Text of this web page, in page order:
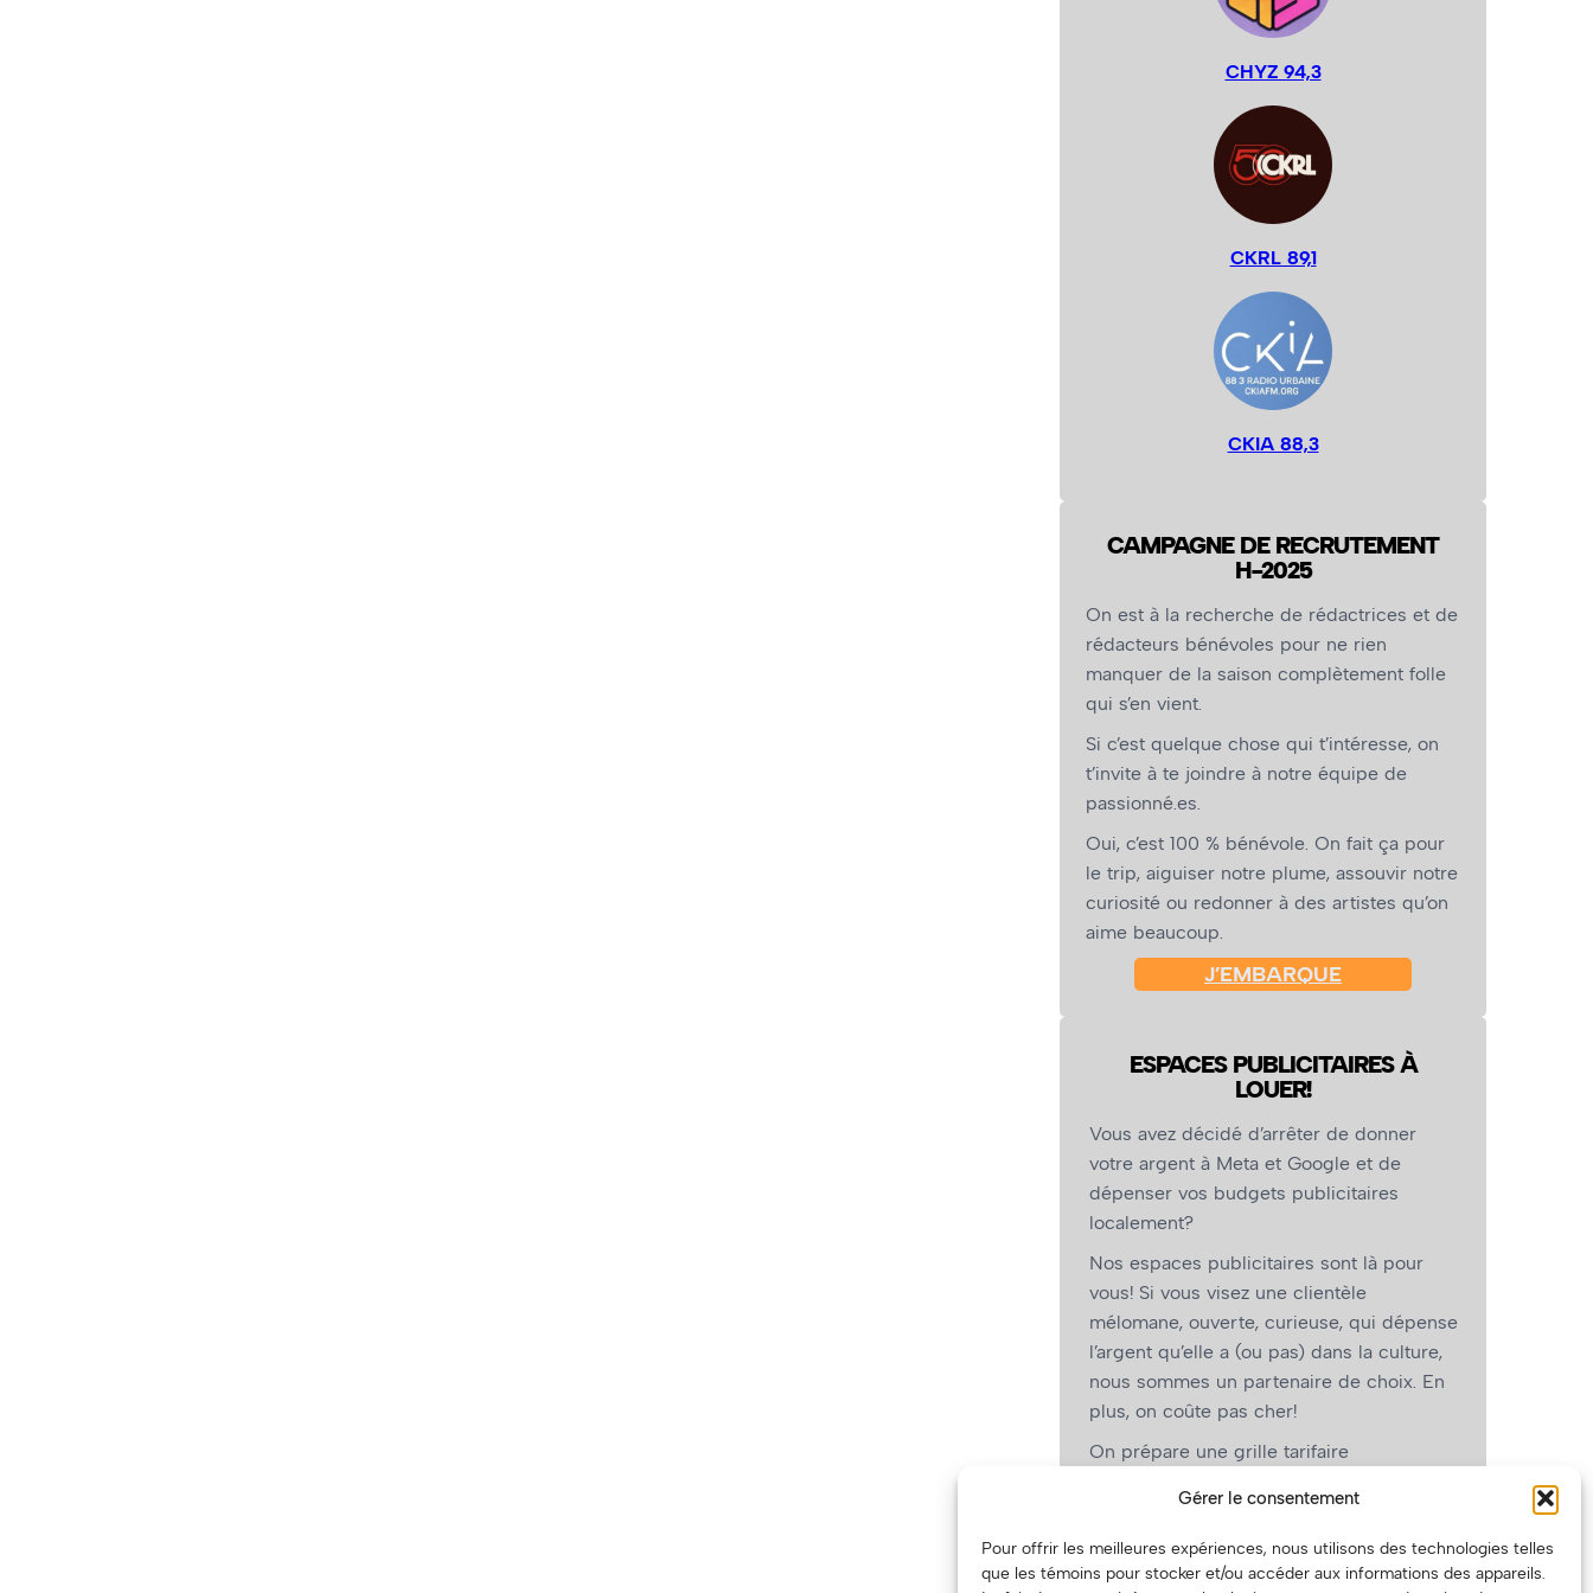
Gérer le consentement
Pour offrir les meilleures expériences, nous utilisons des technologies telles
que les témoins pour stocker et/ou accéder aux informations des appareils.
CHYZ 94,3
CKRL 89,1
CKIA 88,3
CAMPAGNE DE RECRUTEMENT
H-2025
On est à la recherche de rédactrices et de
rédacteurs bénévoles pour ne rien
manquer de la saison complètement folle
qui s’en vient.
Si c’est quelque chose qui t’intéresse, on
t’invite à te joindre à notre équipe de
passionné.es.
Oui, c’est 100 % bénévole. On fait ça pour
le trip, aiguiser notre plume, assouvir notre
curiosité ou redonner à des artistes qu’on
aime beaucoup.
J’EMBARQUE
ESPACES PUBLICITAIRES À
LOUER!
Vous avez décidé d’arrêter de donner
votre argent à Meta et Google et de
dépenser vos budgets publicitaires
localement?
Nos espaces publicitaires sont là pour
vous! Si vous visez une clientèle
mélomane, ouverte, curieuse, qui dépense
l’argent qu’elle a (ou pas) dans la culture,
nous sommes un partenaire de choix. En
plus, on coûte pas cher!
On prépare une grille tarifaire
vous, les artistes!)